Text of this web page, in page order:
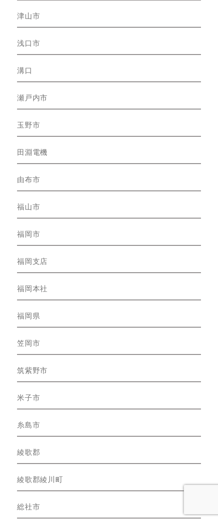
津山市
浅口市
溝口
瀬戸内市
玉野市
田淵電機
由布市
福山市
福岡市
福岡支店
福岡本社
福岡県
笠岡市
筑紫野市
米子市
糸島市
綾歌郡
綾歌郡綾川町
総社市